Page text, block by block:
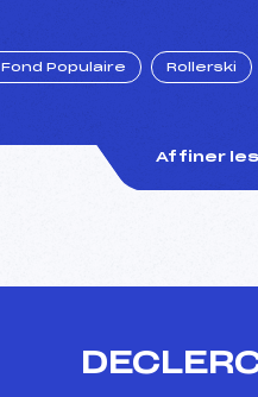
Fond Populaire Rollerski
Affiner